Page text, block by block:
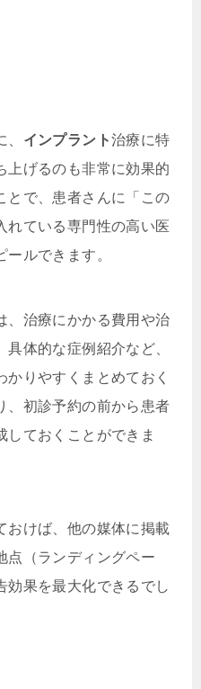
インプラント治療に特
上げるのも非常に効果的
とで、患者さんに「この
れている専門性の高い医
ルできます。
、治療にかかる費用や治
体的な症例紹介など、
りやすくまとめておく
、初診予約の前から患者
しておくことができま
おけば、他の媒体に掲載
点（ランディングペー
効果を最大化できるでし